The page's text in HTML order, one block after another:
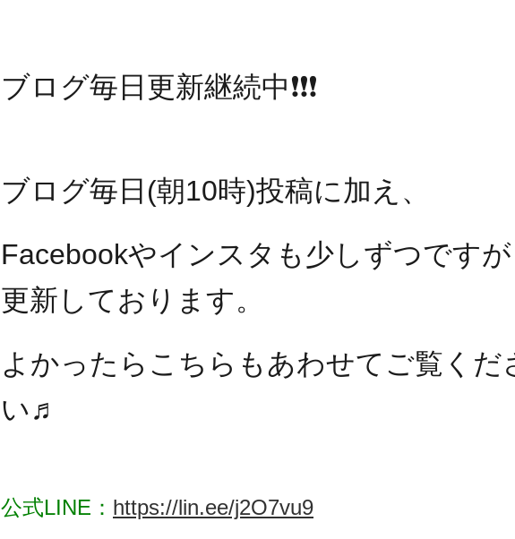
ブログ毎日更新継続中❗️❗️❗️
ブログ毎日(朝10時)投稿に加え、
Facebookやインスタも少しずつですが
更新しております。
よかったらこちらもあわせてご覧くだ
い♬
公式LINE： https://lin.ee/j2O7vu9